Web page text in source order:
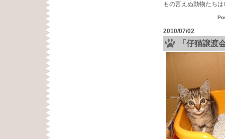
もの言えぬ動物たち
2010/07/02
「仔猫譲渡